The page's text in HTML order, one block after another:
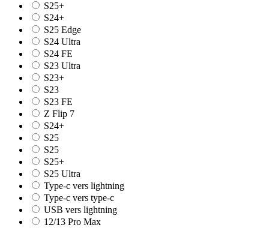
S25+
S24+
S25 Edge
S24 Ultra
S24 FE
S23 Ultra
S23+
S23
S23 FE
Z Flip 7
S24+
S25
S25
S25+
S25 Ultra
Type-c vers lightning
Type-c vers type-c
USB vers lightning
12/13 Pro Max